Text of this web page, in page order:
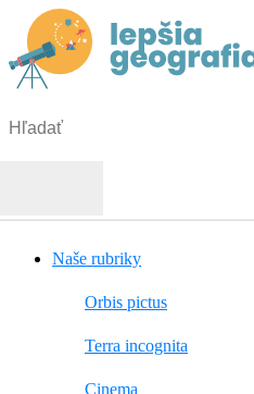
Naše rubriky
Orbis pictus
Terra incognita
Cinema